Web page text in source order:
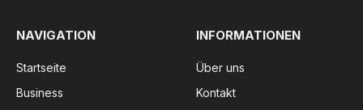
NAVIGATION
Startseite
Business
INFORMATIONEN
Über uns
Kontakt